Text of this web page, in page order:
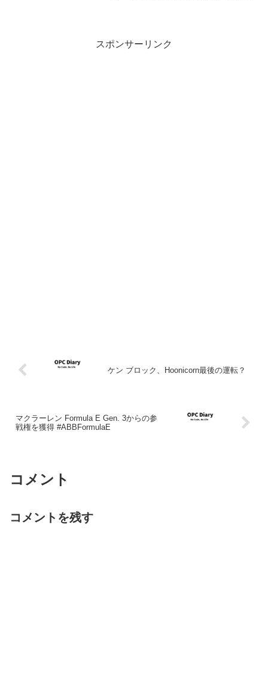
スポンサーリンク
ケン ブロック、Hoonicorn最後の運転？
マクラーレン Formula E Gen. 3からの参
戦権を獲得 #ABBFormulaE
コメント
コメントを残す